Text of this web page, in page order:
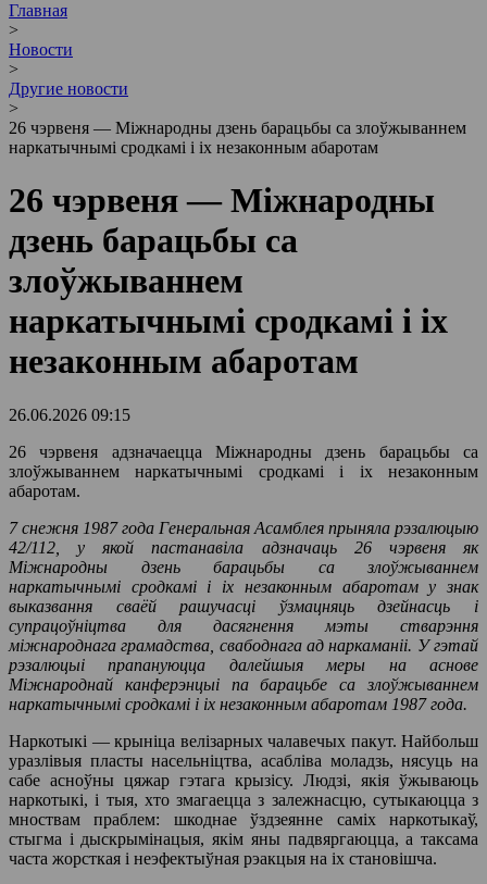
Главная
>
Новости
>
Другие новости
>
26 чэрвеня — Міжнародны дзень барацьбы са злоўжываннем
наркатычнымі сродкамі і іх незаконным абаротам
26 чэрвеня — Міжнародны
дзень барацьбы са
злоўжываннем
наркатычнымі сродкамі і іх
незаконным абаротам
26.06.2026 09:15
26 чэрвеня адзначаецца Міжнародны дзень барацьбы са
злоўжываннем наркатычнымі сродкамі і іх незаконным
абаротам.
7 снежня 1987 года Генеральная Асамблея прыняла рэзалюцыю
42/112, у якой пастанавіла адзначаць 26 чэрвеня як
Міжнародны дзень барацьбы са злоўжываннем
наркатычнымі сродкамі і іх незаконным абаротам у знак
выказвання сваёй рашучасці ўзмацняць дзейнасць і
супрацоўніцтва для дасягнення мэты стварэння
міжнароднага грамадства, свабоднага ад наркаманіі. У гэтай
рэзалюцыі прапануюцца далейшыя меры на аснове
Міжнароднай канферэнцыі па барацьбе са злоўжываннем
наркатычнымі сродкамі і іх незаконным абаротам 1987 года.
Наркотыкі — крыніца велізарных чалавечых пакут. Найбольш
уразлівыя пласты насельніцтва, асабліва моладзь, нясуць на
сабе асноўны цяжар гэтага крызісу. Людзі, якія ўжываюць
наркотыкі, і тыя, хто змагаецца з залежнасцю, сутыкаюцца з
мноствам праблем: шкоднае ўздзеянне саміх наркотыкаў,
стыгма і дыскрымінацыя, якім яны падвяргаюцца, а таксама
часта жорсткая і неэфектыўная рэакцыя на іх становішча.